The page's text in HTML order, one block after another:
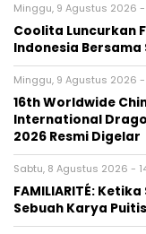
Minggu, 9 Agustus 2026 -
Coolita Luncurkan
Indonesia Bersama
Minggu, 9 Agustus 2026 -
16th Worldwide
International
2026 Resmi Digelar
Sabtu, 8 Agustus 2026 -
FAMILIARITÉ:
Sebuah Karya Puitis